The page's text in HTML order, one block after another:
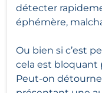
détecter
éphémère,
Ou bien si c’est
cela est bloquant
Peut-on